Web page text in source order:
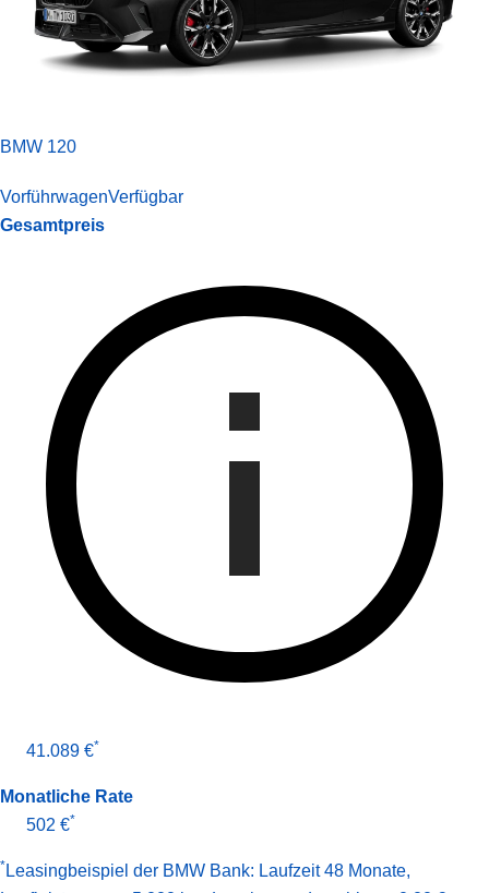
BMW 120
VorführwagenVerfügbar
Gesamtpreis
41.089 €*
Monatliche Rate
502 €*
* Leasingbeispiel der BMW Bank: Laufzeit 48 Monate,